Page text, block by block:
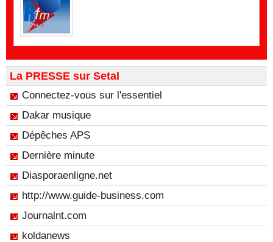
La PRESSE sur Setal
Connectez-vous sur l'essentiel
Dakar musique
Dépêches APS
Dernière minute
Diasporaenligne.net
http://www.guide-business.com
Journalnt.com
koldanews